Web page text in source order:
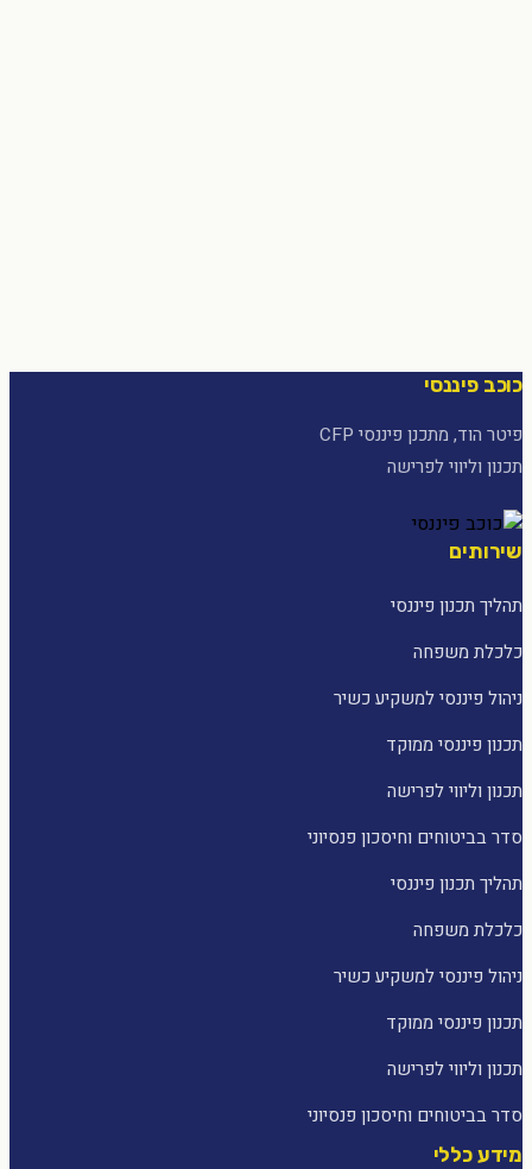
כוכב פיננסי
פיטר הוד, מתכנן פיננסי CFP
תכנון וליווי לפרישה
שירותים
תהליך תכנון פיננסי
כלכלת משפחה
ניהול פיננסי למשקיע כשיר
תכנון פיננסי ממוקד
תכנון וליווי לפרישה
סדר בביטוחים וחיסכון פנסיוני
תהליך תכנון פיננסי
כלכלת משפחה
ניהול פיננסי למשקיע כשיר
תכנון פיננסי ממוקד
תכנון וליווי לפרישה
סדר בביטוחים וחיסכון פנסיוני
מידע כללי